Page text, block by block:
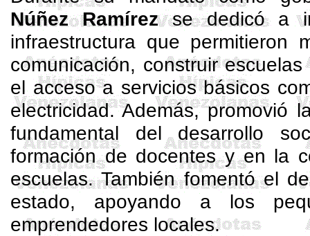
Núñez Ramírezse dedicó a
infraestructura que permitieron
comunicación, construir
el acceso a servicios básicos
electricidad. Además, promovió
fundamental del desarrollo
formación de docentes y en la
escuelas. También fomentó el
estado, apoyando a los
emprendedores locales.